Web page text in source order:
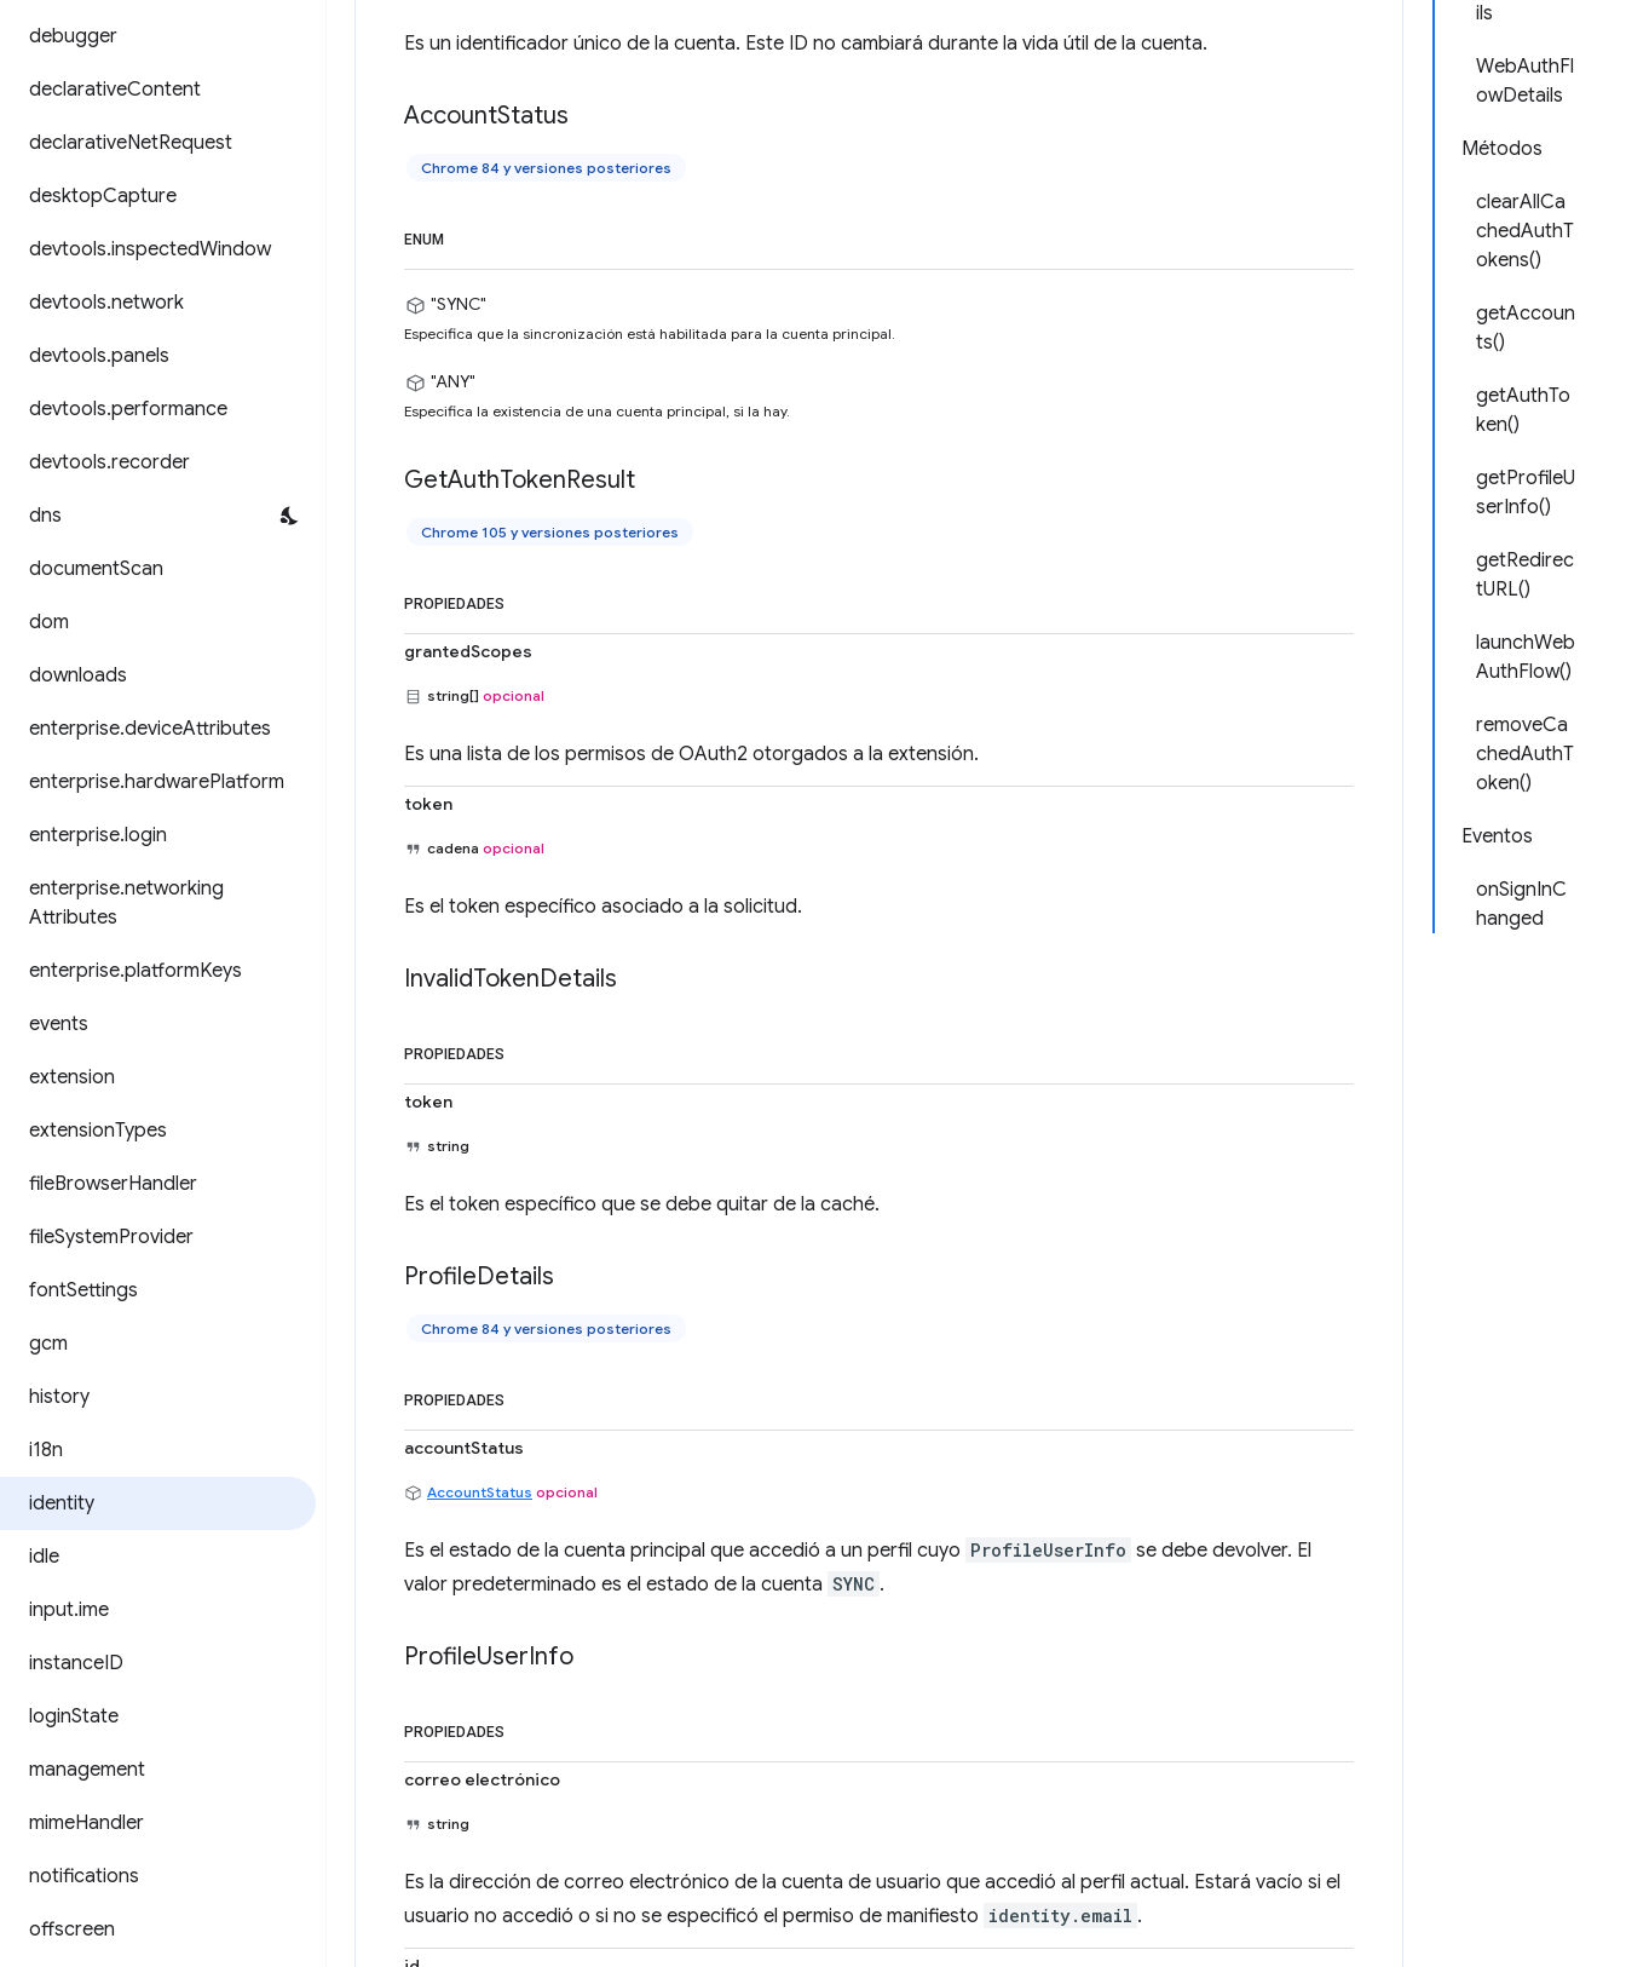
debugger
declarativeContent
declarativeNetRequest
desktopCapture
devtools.inspectedWindow
devtools.network
devtools.panels
devtools.performance
devtools.recorder
dns
documentScan
dom
downloads
enterprise.deviceAttributes
enterprise.hardwarePlatform
enterprise.login
enterprise.networking
Attributes
enterprise.platformKeys
events
extension
extensionTypes
fileBrowserHandler
fileSystemProvider
fontSettings
gcm
history
i18n
identity
idle
input.ime
instanceID
loginState
management
mimeHandler
notifications
offscreen
ils
WebAuthFl
owDetails
Métodos
clearAllCa
chedAuthT
okens()
getAccoun
ts()
getAuthTo
ken()
getProfileU
serInfo()
getRedirec
tURL()
launchWeb
AuthFlow()
removeCa
chedAuthT
oken()
Eventos
onSignInC
hanged
Es un identificador único de la cuenta. Este ID no cambiará durante la vida útil de la cuenta.
AccountStatus
Chrome 84 y versiones posteriores
ENUM
"SYNC"
Especifica que la sincronización está habilitada para la cuenta principal.
"ANY"
Especifica la existencia de una cuenta principal, si la hay.
GetAuthTokenResult
Chrome 105 y versiones posteriores
PROPIEDADES
grantedScopes
string[] opcional
Es una lista de los permisos de OAuth2 otorgados a la extensión.
token
cadena opcional
Es el token específico asociado a la solicitud.
InvalidTokenDetails
PROPIEDADES
token
string
Es el token específico que se debe quitar de la caché.
ProfileDetails
Chrome 84 y versiones posteriores
PROPIEDADES
accountStatus
AccountStatus opcional
Es el estado de la cuenta principal que accedió a un perfil cuyo ProfileUserInfo se debe devolver. El
valor predeterminado es el estado de la cuenta SYNC .
ProfileUserInfo
PROPIEDADES
correo electrónico
string
Es la dirección de correo electrónico de la cuenta de usuario que accedió al perfil actual. Estará vacío si el
usuario no accedió o si no se especificó el permiso de manifiesto identity.email .